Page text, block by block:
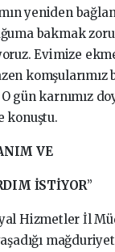
yeniden
bakmak
Evimize
komşularımız
gün karnımız
konuştu.
VE
İSTİYOR”
Hizmetler İl